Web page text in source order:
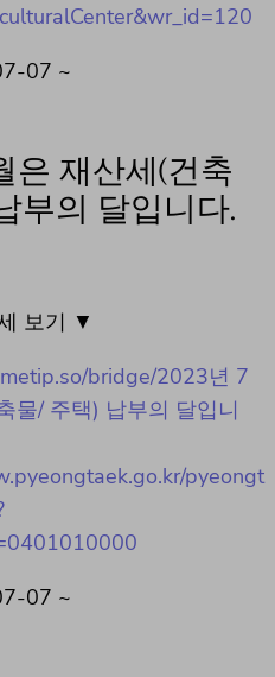
07 ~
은 재산세(건축
부의 달입니다.
보기 ▼
bridge/2023년 7
물/ 주택) 납부의 달입니
pyeongt
07 ~